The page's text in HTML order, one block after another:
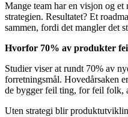
Mange team har en visjon og et
strategien. Resultatet? Et
sammen, fordi det mangler det
Hvorfor 70% av produkter
Studier viser at rundt 70% av
forretningsmål. Hovedårsaken
de bygger feil ting, for feil folk,
Uten strategi blir